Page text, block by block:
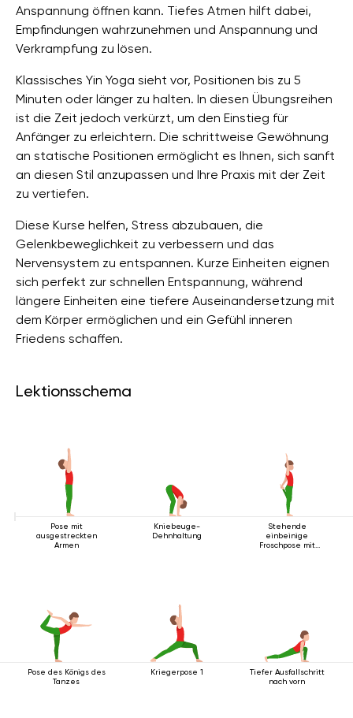
Anspannung öffnen kann. Tiefes Atmen hilft dabei,
Empfindungen wahrzunehmen und Anspannung und
Verkrampfung zu lösen.
Klassisches Yin Yoga sieht vor, Positionen bis zu 5
Minuten oder länger zu halten. In diesen Übungsreihen
ist die Zeit jedoch verkürzt, um den Einstieg für
Anfänger zu erleichtern. Die schrittweise Gewöhnung
an statische Positionen ermöglicht es Ihnen, sich sanft
an diesen Stil anzupassen und Ihre Praxis mit der Zeit
zu vertiefen.
Diese Kurse helfen, Stress abzubauen, die
Gelenkbeweglichkeit zu verbessern und das
Nervensystem zu entspannen. Kurze Einheiten eignen
sich perfekt zur schnellen Entspannung, während
längere Einheiten eine tiefere Auseinandersetzung mit
dem Körper ermöglichen und ein Gefühl inneren
Friedens schaffen.
Lektionsschema
Pose mit
ausgestreckten
Armen
Kniebeuge-
Dehnhaltung
Stehende
einbeinige
Froschpose mit
Pose des Königs des
Tanzes
Kriegerpose 1
Tiefer Ausfallschritt
nach vorn